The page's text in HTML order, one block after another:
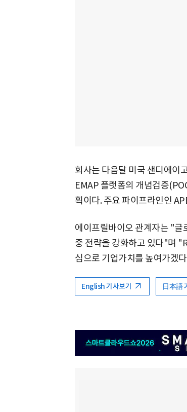
회사는 다음달 미국 샌디에이
EMAP 플랫폼의 개념검증
획이다. 주요 파이프라인인
에이프릴바이오 관계자는 "글
중 전략을 강화하고 있다"며
심으로 기업가치를 높여가겠
English 기사보기 日本語